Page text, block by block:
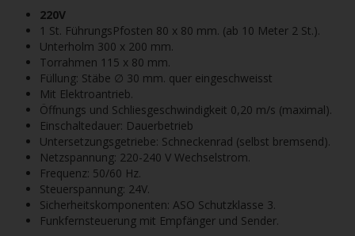
220V
1 St. FührungsPfosten 80 x 80 mm. (ab 10 Meter 2 St.).
Unterholm 300 x 200 mm.
Torrahmen 115 x 80 mm.
Füllung: Stäbe ∅ 30 mm. quer eingeschweisst
Mit Elektroantrieb.
Öffnungs und Schliesgeschwindigkeit 0,20 m/s (maximal).
Einschaltedauer: Dauerbetrieb
Untersetzungsgetriebe: Schneckenrad (selbst bremsend).
Netzspannung: 220-240 V Wechselstrom.
Frequenz: 50/60 Hz.
Steuerspannung: 24V.
Sicherheitskomponenten: ASO Schutzklasse 3.
Funkfernsteuerung mit Empfänger und Sender.